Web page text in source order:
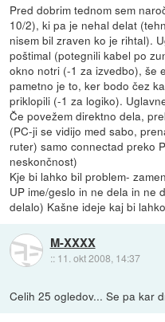
Pred dobrim tednom sem
10/2), ki pa je nehal delat
nisem bil zraven ko je rihtal).
poštimal (potegnili kabel po
okno notri (-1 za izvedbo), še
pametno je to, ker bodo čez
priklopili (-1 za logiko).
Če povežem direktno dela,
(PC-ji se vidijo med sabo,
ruter) samo connectad preko
neskončnost)
Kje bi lahko bil problem-
UP ime/geslo in ne dela in ne
delalo) Kašne ideje kaj bi
M-XXXX
:: 11. okt 2008, 14:37
Celih 25 ogledov... Se pa kar